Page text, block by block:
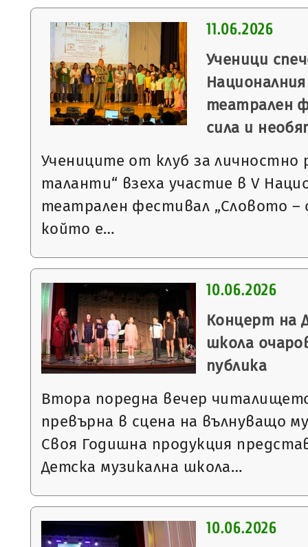
11.06.2026
Ученици
театрален
сила и
Учениците от клуб за личностно
таланти“ взеха участие в V
театрален фестивал „Словото –
който е…
10.06.2026
Концерт на
школа
публика
Втора поредна вечер
превърна в сцена на вълнуващо
Своя Годишна продукция
Детска музикална школа…
10.06.2026